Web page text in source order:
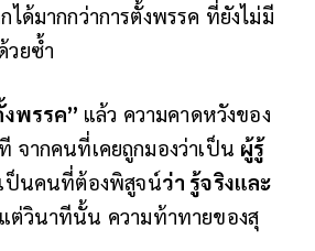
ได้มากกว่าการตั้งพรรค ที่ยังไม่มี
วยซ้ำ
งพรรค” แล้ว ความคาดหวังของ
จากคนที่เคยถูกมองว่าเป็น ผู้รู้
ป็นคนที่ต้องพิสูจน์ว่า รู้จริงและ
ต่วินาทีนั้น ความท้าทายของสุ